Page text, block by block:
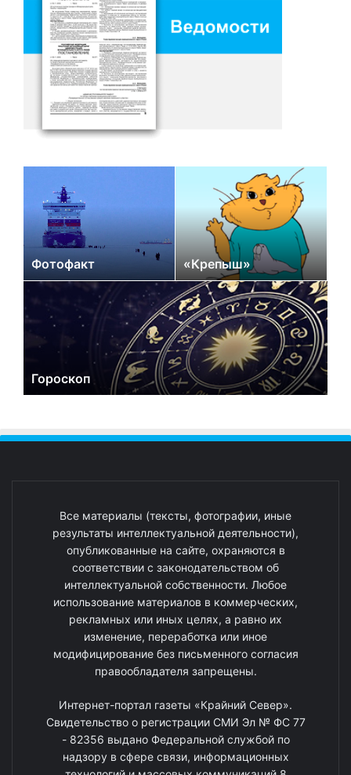
Фотофакт «Крепыш»
Гороскоп
Все материалы (тексты, фотографии, иные
результаты интеллектуальной деятельности),
опубликованные на сайте, охраняются в
соответствии с законодательством об
интеллектуальной собственности. Любое
использование материалов в коммерческих,
рекламных или иных целях, а равно их
изменение, переработка или иное
модифицирование без письменного согласия
правообладателя запрещены.
Интернет-портал газеты «Крайний Север».
Свидетельство о регистрации СМИ Эл № ФС 77
- 82356 выдано Федеральной службой по
надзору в сфере связи, информационных